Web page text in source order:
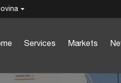
Services Markets